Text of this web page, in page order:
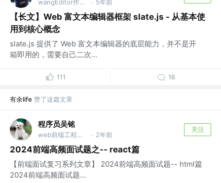
wangEditor作者，慕课网讲师 · 5年前
【长文】Web 富文本编辑器框架 slate.js - 从基本使
用到核心概念
slate.js 提供了 Web 富文本编辑器的底层能力，并不是开
箱即用的，需要自己二次...
111 16
有余life 赞了这篇文章
程序员吴铭
web前端工程师 @公众号@深圳湾码农(ydhlwnxs) · 2年前
关注
2024前端高频面试题之-- react篇
【前端面试复习系列文章】 2024前端高频面试题-- html篇
2024前端高频面试题...